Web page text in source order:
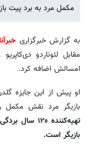
مکمل مرد به برد پیت
به گزارش خبرگزاری
مقابل لئوناردو
امسالش اضافه کرد.
او پیش از این جایزه
بازیگر مرد نقش مکمل
تهیه‌کننده
بازیگر است.